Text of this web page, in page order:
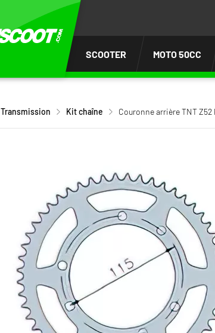
SCOOTER MOTO 50CC
Transmission Kit chaîne Couronne arrière TNT Z52